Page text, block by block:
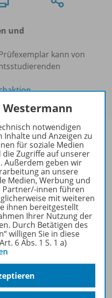
und
kann von
notwendigen
Inhalte und Anzeigen zu
für soziale Medien
Zugriffe auf unserer
Außerdem geben wir
an unsere
Medien, Werbung und
Partner/-innen führen
mit weiteren
ihnen bereitgestellt
Ihrer Nutzung der
Durch Betätigen des
willigen Sie in diese
6 Abs. 1 S. 1 a)